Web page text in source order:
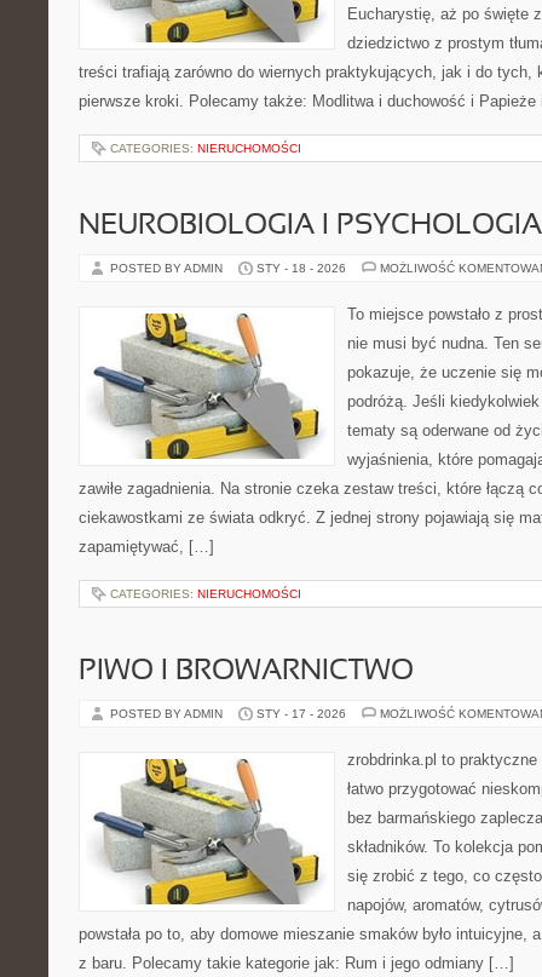
Eucharystię, aż po święte
dziedzictwo z prostym
treści trafiają zarówno do wiernych praktykujących, jak i do tych,
pierwsze kroki. Polecamy także: Modlitwa i duchowość i
CATEGORIES: NIERUCHOMOŚCI
NEUROBIOLOGIA I PSYCHOLOGIA
POSTED BY ADMIN STY - 18 - 2026 MOŻLIWOŚĆ
To miejsce powstało z
nie musi być nudna. Ten
pokazuje, że uczenie się
podróżą. Jeśli
tematy są oderwane od
wyjaśnienia, które
zawiłe zagadnienia. Na stronie czeka zestaw treści, które łączą
ciekawostkami ze świata odkryć. Z jednej strony pojawiają się
zapamiętywać, […]
CATEGORIES: NIERUCHOMOŚCI
PIWO I BROWARNICTWO
POSTED BY ADMIN STY - 17 - 2026 MOŻLIWOŚĆ
zrobdrinka.pl to
łatwo przygotować
bez barmańskiego
składników. To kolekcja
się zrobić z tego, co
napojów, aromatów,
powstała po to, aby domowe mieszanie smaków było intuicyjne,
z baru. Polecamy takie kategorie jak: Rum i jego odmiany […]